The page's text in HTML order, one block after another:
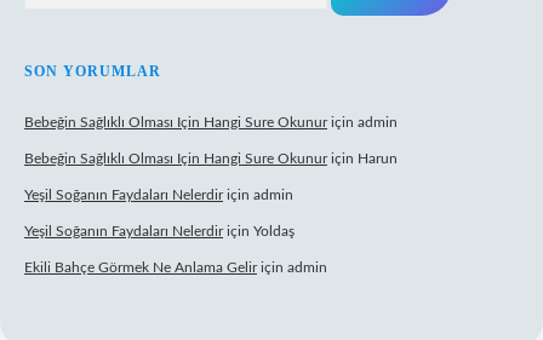
SON YORUMLAR
Bebeğin Sağlıklı Olması Için Hangi Sure Okunuriçin admin
Bebeğin Sağlıklı Olması Için Hangi Sure Okunuriçin Harun
Yeşil Soğanın Faydaları Nelerdiriçin admin
Yeşil Soğanın Faydaları Nelerdiriçin Yoldaş
Ekili Bahçe Görmek Ne Anlama Geliriçin admin